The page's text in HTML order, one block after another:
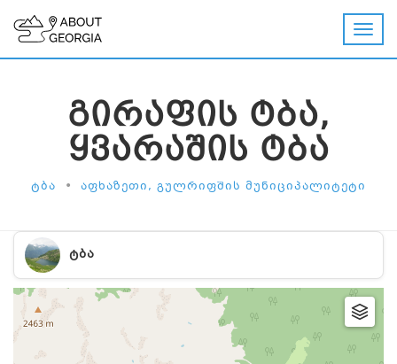
ᲒᲘᲠᲐᲤᲘᲡ ᲢᲑᲐ,
ᲧᲕᲐᲠᲐᲨᲘᲡ ᲢᲑᲐ
ᲢᲑᲐ • ᲐᲤᲮᲐᲖᲔᲗᲘ, ᲒᲣᲚᲠᲘᲤᲨᲘᲡ ᲛᲣᲜᲘᲪᲘᲞᲐᲚᲘᲢᲔᲢᲘ
ᲢᲑᲐ